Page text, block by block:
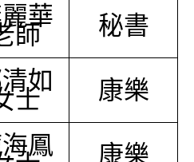
華
師 秘書
如
士 康樂
鳳 康樂